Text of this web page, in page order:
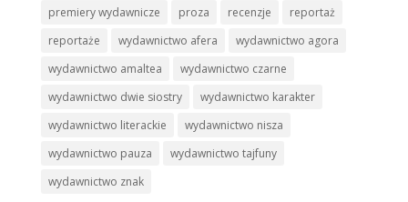
premiery wydawnicze
proza recenzje
reportaż
reportaże
wydawnictwo afera
wydawnictwo agora
wydawnictwo amaltea
wydawnictwo czarne
wydawnictwo dwie siostry
wydawnictwo karakter
wydawnictwo literackie
wydawnictwo nisza
wydawnictwo pauza
wydawnictwo tajfuny
wydawnictwo znak